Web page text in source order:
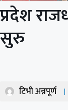
प्रदेश
सुरु
टिभी अन्नपूर्ण